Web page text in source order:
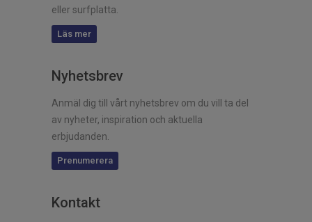
eller surfplatta.
Läs mer
Nyhetsbrev
Anmäl dig till vårt nyhetsbrev om du vill ta del
av nyheter, inspiration och aktuella
erbjudanden.
Prenumerera
Kontakt